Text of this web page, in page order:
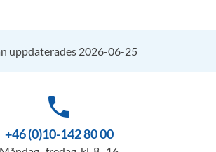
uppdaterades 2026-06-25
phone
+46 (0)10-142 80 00